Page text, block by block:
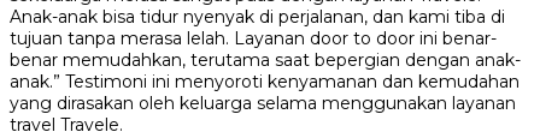
Anak-anak bisa tidur nyenyak di perjalanan, dan kami tiba di
tujuan tanpa merasa lelah. Layanan door to door ini benar-
benar memudahkan, terutama saat bepergian dengan anak-
anak.” Testimoni ini menyoroti kenyamanan dan kemudahan
yang dirasakan oleh keluarga selama menggunakan layanan
travel Travele.